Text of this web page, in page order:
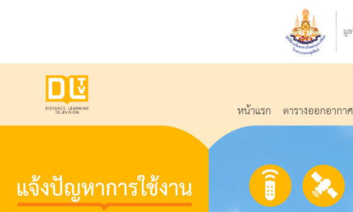
หน้าแรก ตารางออกอากาศ